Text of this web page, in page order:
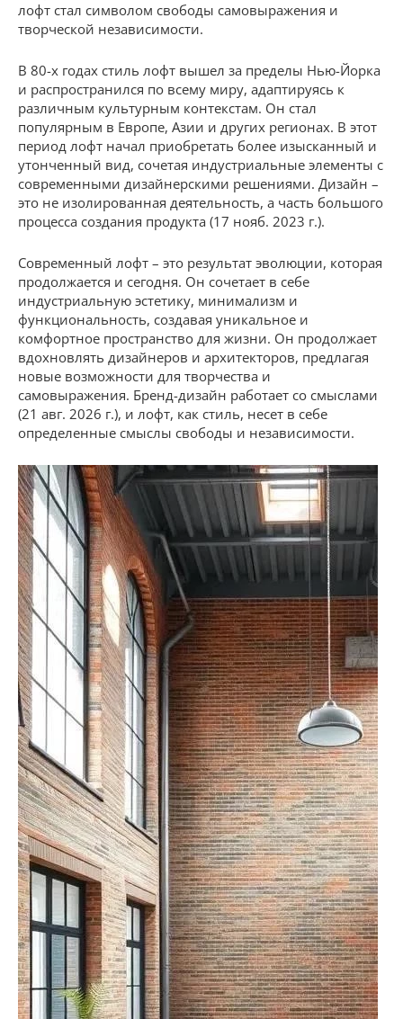
лофт стал символом свободы самовыражения и
творческой независимости.
В 80-х годах стиль лофт вышел за пределы Нью-Йорка
и распространился по всему миру, адаптируясь к
различным культурным контекстам. Он стал
популярным в Европе, Азии и других регионах. В этот
период лофт начал приобретать более изысканный и
утонченный вид, сочетая индустриальные элементы с
современными дизайнерскими решениями. Дизайн –
это не изолированная деятельность, а часть большого
процесса создания продукта (17 нояб. 2023 г.).
Современный лофт – это результат эволюции, которая
продолжается и сегодня. Он сочетает в себе
индустриальную эстетику, минимализм и
функциональность, создавая уникальное и
комфортное пространство для жизни. Он продолжает
вдохновлять дизайнеров и архитекторов, предлагая
новые возможности для творчества и
самовыражения. Бренд-дизайн работает со смыслами
(21 авг. 2026 г.), и лофт, как стиль, несет в себе
определенные смыслы свободы и независимости.